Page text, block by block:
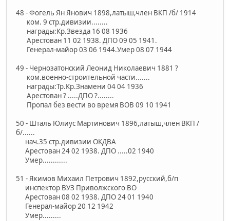
48 - Фогель Ян Янович 1898,латыш,член ВКП /б/ 1914
ком. 9 стр.дивизии........
награды:Кр.Звезда 16 08 1936
Арестован 11 02 1938. ДПО 09 05 1941.
Генерал-майор 03 06 1944.Умер 08 07 1944
49 - Чернозатонский Леонид Николаевич 1881 ?
ком.военно-строительной части.......
награды:Тр.Кр.Знамени 04 04 1936
Арестован ? .....ДПО ?........
Пропал без вести во время ВОВ 09 10 1941
50 - Шталь Юлиус Мартинович 1896,латыш,член ВКП /
б/......
нач.35 стр.дивизии ОКДВА
Арестован 24 02 1938. ДПО .....02 1940
Умер............
51 - Якимов Михаил Петрович 1892,русский,б/п
инспектор ВУЗ Приволжского ВО
Арестован 08 02 1938. ДПО 24 01 1940
Генерал-майор 20 12 1942
Умер.........